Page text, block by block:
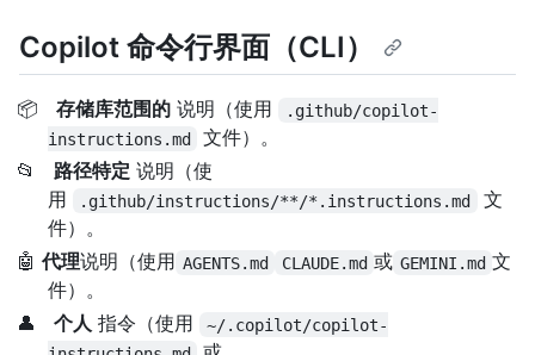
Copilot 命令行界面（CLI）
📦 存储库范围的 说明（使用
.github/copilot-
instructions.md
文件）。
📂
路径特定 说明（使
用
.github/instructions/**/*.instructions.md
文
件）。
🤖 代理说明（使用 AGENTS.md CLAUDE.md 或 GEMINI.md 文
件）。
👤
个人 指令（使用
~/.copilot/copilot-